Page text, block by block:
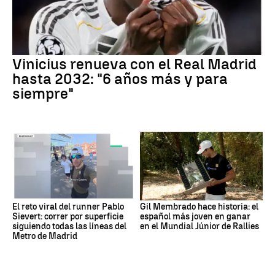
Vinicius renueva con el Real Madrid
hasta 2032: "6 años más y para
siempre"
El reto viral del runner Pablo
Sievert: correr por superficie
siguiendo todas las líneas del
Metro de Madrid
Gil Membrado hace historia: el
español más joven en ganar
en el Mundial Júnior de Rallies